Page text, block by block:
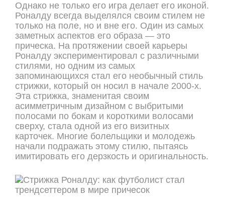
Однако не только его игра делает его иконой.
Роналду всегда выделялся своим стилем не
только на поле, но и вне его. Один из самых
заметных аспектов его образа — это
прическа. На протяжении своей карьеры
Роналду экспериментировал с различными
стилями, но одним из самых
запоминающихся стал его необычный стиль
стрижки, который он носил в начале 2000-х.
Эта стрижка, знаменитая своим
асимметричным дизайном с выбритыми
полосами по бокам и короткими волосами
сверху, стала одной из его визитных
карточек. Многие болельщики и молодежь
начали подражать этому стилю, пытаясь
имитировать его дерзкость и оригинальность.